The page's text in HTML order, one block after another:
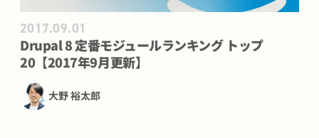
2017.09.01
Drupal 8 定番モジュールランキング トップ
20【2017年9月更新】
大野 裕太郎